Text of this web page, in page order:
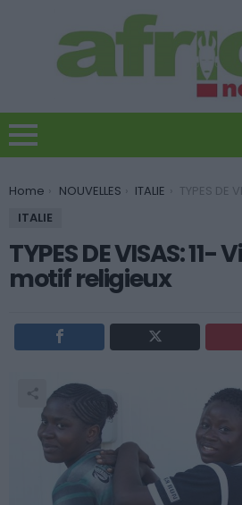
You are here:
Home NOUVELLES ITALIE
TYPES DE VISAS: 11- Visa
ITALIE
TYPES DE VISAS: 11-
motif religieux